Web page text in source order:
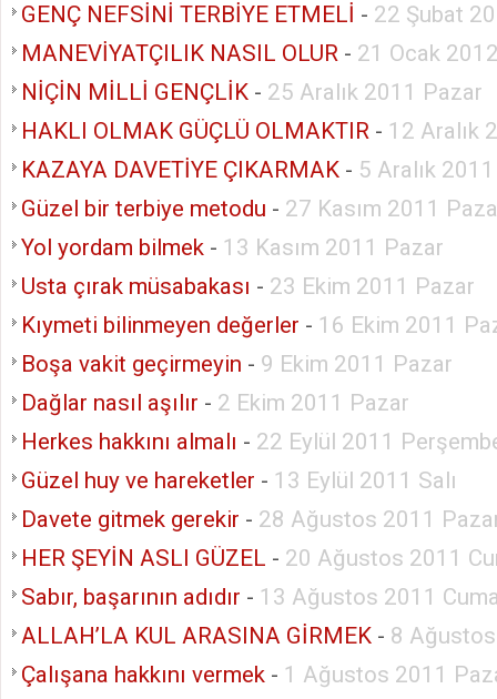
GENÇ NEFSİNİ TERBİYE ETMELİ - 22 Şubat
MANEVİYATÇILIK NASIL OLUR - 21 Ocak
NİÇİN MİLLİ GENÇLİK - 25 Aralık 2011 Pazar
HAKLI OLMAK GÜÇLÜ OLMAKTIR - 12 Aralık
KAZAYA DAVETİYE ÇIKARMAK - 5 Aralık
Güzel bir terbiye metodu - 27 Kasım 2011
Yol yordam bilmek - 13 Kasım 2011 Pazar
Usta çırak müsabakası - 23 Ekim 2011 Pazar
Kıymeti bilinmeyen değerler - 16 Ekim 2011
Boşa vakit geçirmeyin - 9 Ekim 2011 Pazar
Dağlar nasıl aşılır - 2 Ekim 2011 Pazar
Herkes hakkını almalı - 22 Eylül 2011
Güzel huy ve hareketler - 13 Eylül 2011 Salı
Davete gitmek gerekir - 28 Ağustos 2011
HER ŞEYİN ASLI GÜZEL - 20 Ağustos 2011
Sabır, başarının adıdır - 13 Ağustos 2011
ALLAH’LA KUL ARASINA GİRMEK - 8
Çalışana hakkını vermek - 1 Ağustos 2011